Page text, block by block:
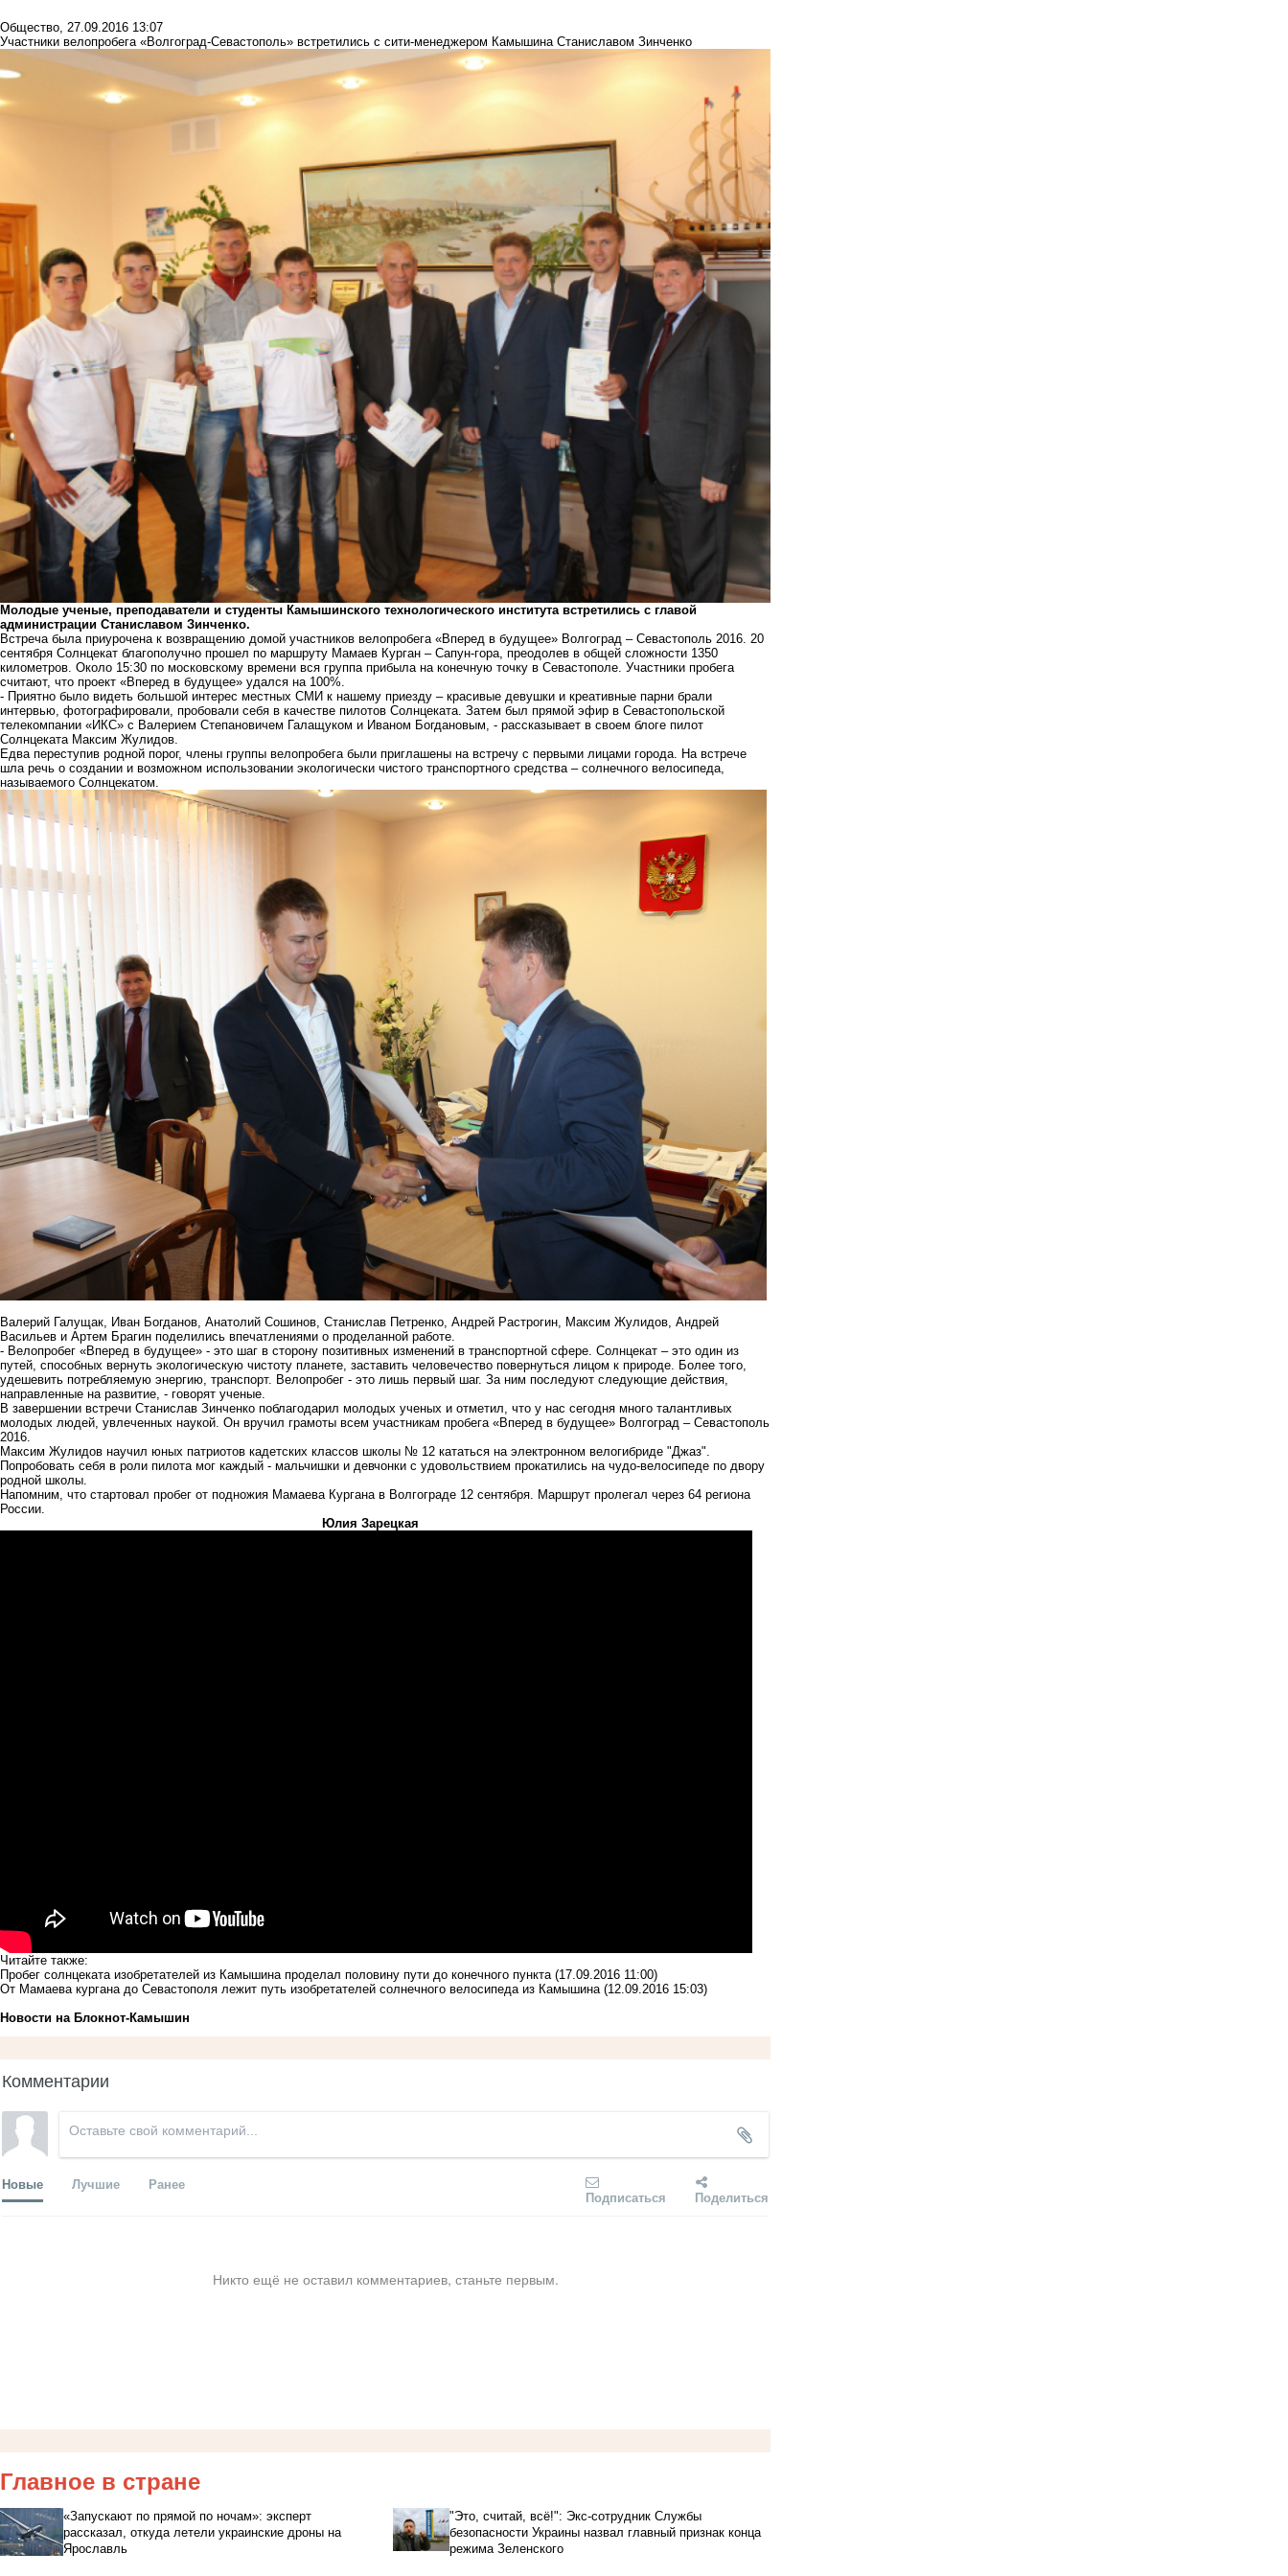
Общество, 27.09.2016 13:07
Участники велопробега «Волгоград-Севастополь» встретились с сити-менеджером Камышина Станиславом Зинченко
Молодые ученые, преподаватели и студенты Камышинского технологического института встретились с главой
администрации Станиславом Зинченко.
Встреча была приурочена к возвращению домой участников велопробега «Вперед в будущее» Волгоград – Севастополь 2016. 20
сентября Солнцекат благополучно прошел по маршруту Мамаев Курган – Сапун-гора, преодолев в общей сложности 1350
километров. Около 15:30 по московскому времени вся группа прибыла на конечную точку в Севастополе. Участники пробега
считают, что проект «Вперед в будущее» удался на 100%.
- Приятно было видеть большой интерес местных СМИ к нашему приезду – красивые девушки и креативные парни брали
интервью, фотографировали, пробовали себя в качестве пилотов Солнцеката. Затем был прямой эфир в Севастопольской
телекомпании «ИКС» с Валерием Степановичем Галащуком и Иваном Богдановым, - рассказывает в своем блоге пилот
Солнцеката Максим Жулидов.
Едва переступив родной порог, члены группы велопробега были приглашены на встречу с первыми лицами города. На встрече
шла речь о создании и возможном использовании экологически чистого транспортного средства – солнечного велосипеда,
называемого Солнцекатом.
Валерий Галущак, Иван Богданов, Анатолий Сошинов, Станислав Петренко, Андрей Растрогин, Максим Жулидов, Андрей
Васильев и Артем Брагин поделились впечатлениями о проделанной работе.
- Велопробег «Вперед в будущее» - это шаг в сторону позитивных изменений в транспортной сфере. Солнцекат – это один из
путей, способных вернуть экологическую чистоту планете, заставить человечество повернуться лицом к природе. Более того,
удешевить потребляемую энергию, транспорт. Велопробег - это лишь первый шаг. За ним последуют следующие действия,
направленные на развитие, - говорят ученые.
В завершении встречи Станислав Зинченко поблагодарил молодых ученых и отметил, что у нас сегодня много талантливых
молодых людей, увлеченных наукой. Он вручил грамоты всем участникам пробега «Вперед в будущее» Волгоград – Севастополь
2016.
Максим Жулидов научил юных патриотов кадетских классов школы № 12 кататься на электронном велогибриде "Джаз".
Попробовать себя в роли пилота мог каждый - мальчишки и девчонки с удовольствием прокатились на чудо-велосипеде по двору
родной школы.
Напомним, что стартовал пробег от подножия Мамаева Курганав Волгограде 12 сентября. Маршрут пролегал через 64 региона
России.
Юлия Зарецкая
Читайте также:
Пробег солнцеката изобретателей из Камышина проделал половину пути до конечного пункта (17.09.2016 11:00)
От Мамаева кургана до Севастополя лежит путь изобретателей солнечного велосипеда из Камышина (12.09.2016 15:03)
Новости на Блoкнoт-Камышин
Комментарии
Новые Лучшие Ранее
Подписаться Поделиться
Никто ещё не оставил комментариев, станьте первым.
Главное в стране
«Запускают по прямой по ночам»: эксперт
рассказал, откуда летели украинские дроны на
Ярославль
"Это, считай, всё!": Экс-сотрудник Службы
безопасности Украины назвал главный признак конца
режима Зеленского